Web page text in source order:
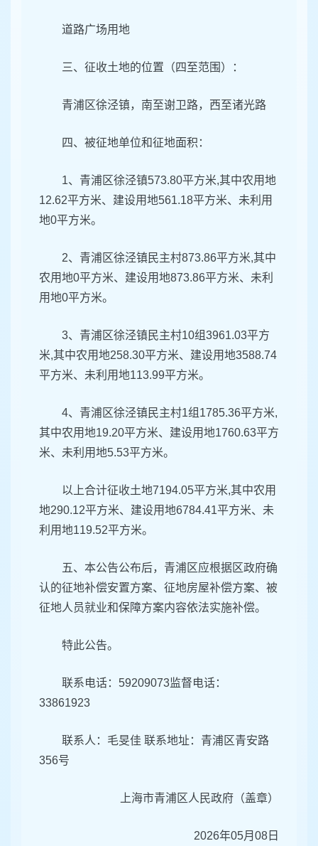
道路广场用地
三、征收土地的位置（四至范围）：
青浦区徐泾镇，南至谢卫路，西至诸光路
四、被征地单位和征地面积：
1、青浦区徐泾镇573.80平方米,其中农用地
12.62平方米、建设用地561.18平方米、未利用
地0平方米。
2、青浦区徐泾镇民主村873.86平方米,其中
农用地0平方米、建设用地873.86平方米、未利
用地0平方米。
3、青浦区徐泾镇民主村10组3961.03平方
米,其中农用地258.30平方米、建设用地3588.74
平方米、未利用地113.99平方米。
4、青浦区徐泾镇民主村1组1785.36平方米,
其中农用地19.20平方米、建设用地1760.63平方
米、未利用地5.53平方米。
以上合计征收土地7194.05平方米,其中农用
地290.12平方米、建设用地6784.41平方米、未
利用地119.52平方米。
五、本公告公布后，青浦区应根据区政府确
认的征地补偿安置方案、征地房屋补偿方案、被
征地人员就业和保障方案内容依法实施补偿。
特此公告。
联系电话：59209073监督电话：
33861923
联系人：毛旻佳 联系地址：青浦区青安路
356号
上海市青浦区人民政府（盖章）
2026年05月08日